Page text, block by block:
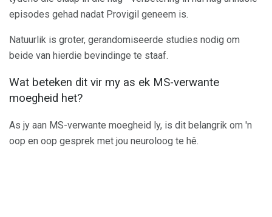
episodes gehad nadat Provigil geneem is.
Natuurlik is groter, gerandomiseerde studies nodig om
beide van hierdie bevindinge te staaf.
Wat beteken dit vir my as ek MS-verwante
moegheid het?
As jy aan MS-verwante moegheid ly, is dit belangrik om 'n
oop en oop gesprek met jou neuroloog te hê.